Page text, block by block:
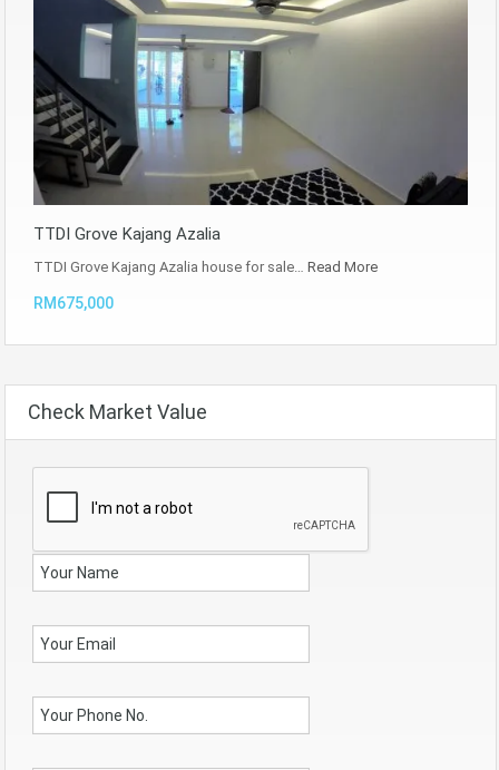
TTDI Grove Kajang Azalia
TTDI Grove Kajang Azalia house for sale… Read More
RM675,000
Check Market Value